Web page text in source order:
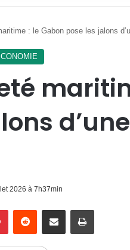
: le Gabon pose les jalons
2026 à 7h37min
PinterestReddit Partager par email Imprimer